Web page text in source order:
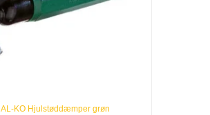
AL-KO Hjulstøddæmper grøn